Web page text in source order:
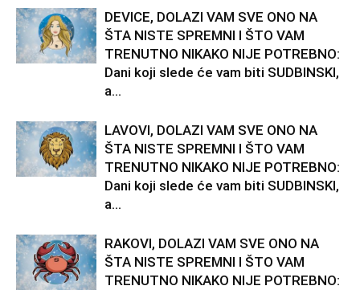
DEVICE, DOLAZI VAM SVE ONO NA
ŠTA NISTE SPREMNI I ŠTO VAM
TRENUTNO NIKAKO NIJE POTREBNO:
Dani koji slede će vam biti SUDBINSKI,
a...
LAVOVI, DOLAZI VAM SVE ONO NA
ŠTA NISTE SPREMNI I ŠTO VAM
TRENUTNO NIKAKO NIJE POTREBNO:
Dani koji slede će vam biti SUDBINSKI,
a...
RAKOVI, DOLAZI VAM SVE ONO NA
ŠTA NISTE SPREMNI I ŠTO VAM
TRENUTNO NIKAKO NIJE POTREBNO: